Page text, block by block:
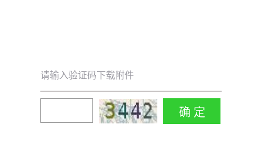
请输入验证码下载附件